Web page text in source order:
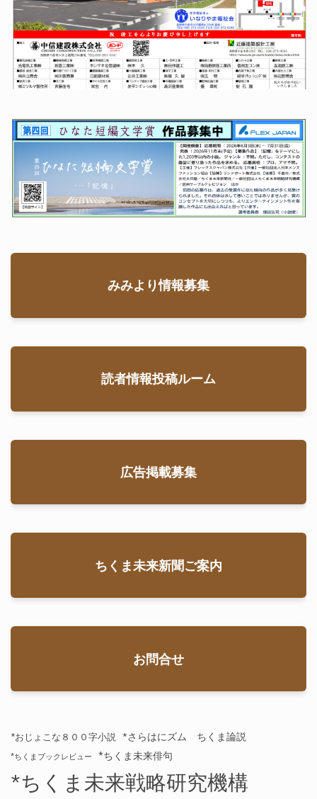
みみより情報募集
読者情報投稿ルーム
広告掲載募集
ちくま未来新聞ご案内
お問合せ
*おじょこな８００字小説 *さらはにズム ちくま論説
*ちくまブックレビュー *ちくま未来俳句
*ちくま未来戦略研究機構